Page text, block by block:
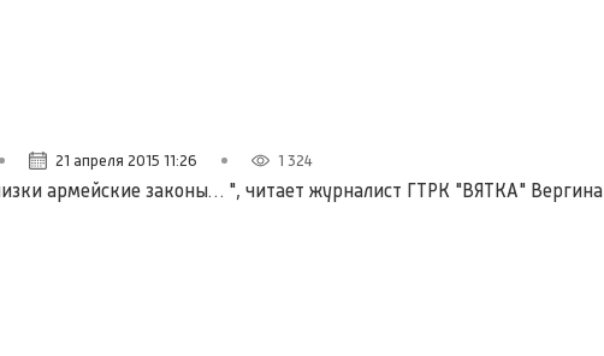
21 апреля 2015 11:26 1 324
армейские законы… ", читает журналист ГТРК "ВЯТКА" Вергина